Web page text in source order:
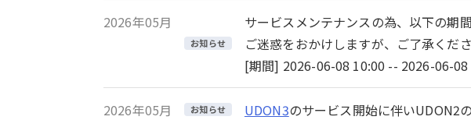
2026年05月
お知らせ
サービスメンテナンスの為、以下の期
ご迷惑をおかけしますが、ご了承くだ
[期間] 2026-06-08 10:00 -- 2026-06-
2026年05月 お知らせ UDON3のサービス開始に伴いUDON2